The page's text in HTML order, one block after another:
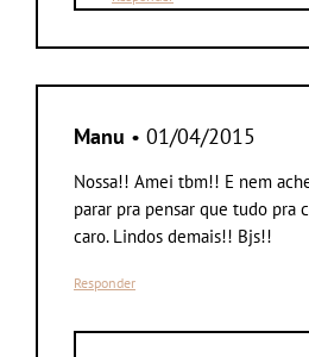
Manu • 01/04/2015
Nossa!! Amei tbm!! E nem
parar pra pensar que tudo pra
caro. Lindos demais!! Bjs!!
Responder